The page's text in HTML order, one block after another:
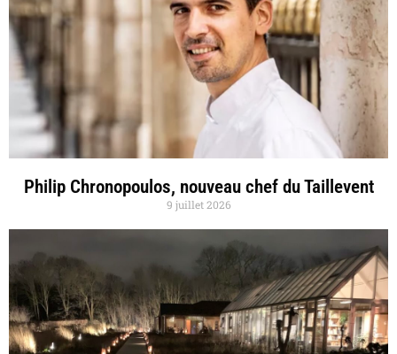
Philip Chronopoulos, nouveau chef du Taillevent
9 juillet 2026